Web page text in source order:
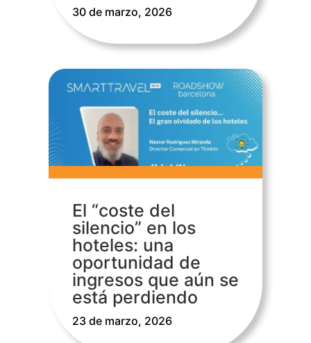
30 de marzo, 2026
El “coste del
silencio” en los
hoteles: una
oportunidad de
ingresos que aún se
está perdiendo
23 de marzo, 2026